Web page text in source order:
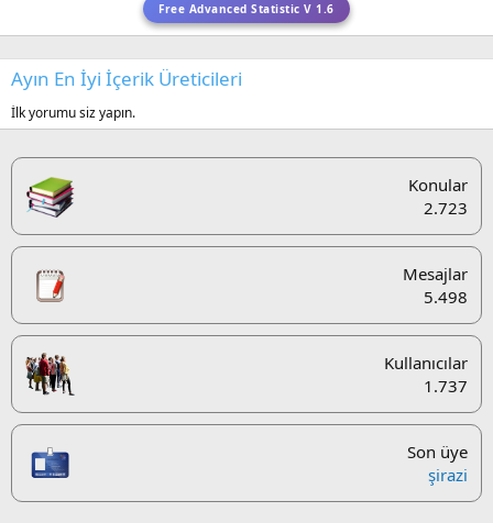
Free Advanced Statistic V 1.6
Ayın En İyi İçerik Üreticileri
İlk yorumu siz yapın.
Konular
2.723
Mesajlar
5.498
Kullanıcılar
1.737
Son üye
şirazi